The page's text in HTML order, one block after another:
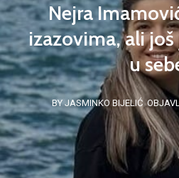
Nejra
izazovima, ali
u
BY JASMINKO BIJELIĆ